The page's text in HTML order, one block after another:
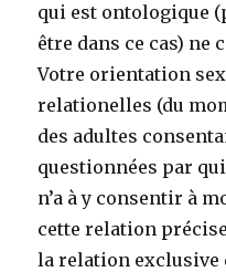
qui est ontologique
être dans ce cas) ne
Votre orientation
relationelles (du
des adultes
questionnées par
n’a à y consentir à
cette relation
la relation exclusive